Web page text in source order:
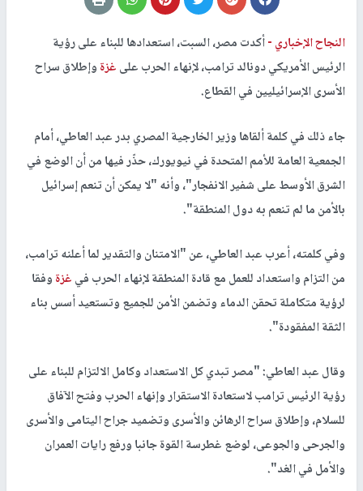
النجاح الإخباري -أكدت مصر، السبت، استعدادها للبناء على رؤية
الرئيس الأمريكي دونالد ترامب، لإنهاء الحرب علىغزةوإطلاق سراح
الأسرى الإسرائيليين في القطاع.
جاء ذلك في كلمة ألقاها وزير الخارجية المصري بدر عبد العاطي، أمام
الجمعية العامة للأمم المتحدة في نيويورك، حذّر فيها من أن الوضع في
الشرق الأوسط على شفير الانفجار"، وأنه "لا يمكن أن تنعم إسرائيل
بالأمن ما لم تنعم به دول المنطقة".
وفي كلمته، أعرب عبد العاطي، عن "الامتنان والتقدير لما أعلنه ترامب،
من التزام واستعداد للعمل مع قادة المنطقة لإنهاء الحرب فيغزةوفقا
لرؤية متكاملة تحقن الدماء وتضمن الأمن للجميع وتستعيد أسس بناء
الثقة المفقودة".
وقال عبد العاطي: "مصر تبدي كل الاستعداد وكامل الالتزام للبناء على
رؤية الرئيس ترامب لاستعادة الاستقرار وإنهاء الحرب وفتح الآفاق
للسلام، وإطلاق سراح الرهائن والأسرى وتضميد جراح اليتامى والأسرى
والجرحى والجوعى، لوضع غطرسة القوة جانبا ورفع رايات العمران
والأمل في الغد".